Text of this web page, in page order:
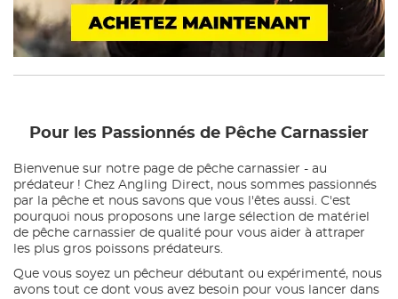
Pour les Passionnés de Pêche Carnassier
Bienvenue sur notre page de pêche carnassier - au
prédateur ! Chez Angling Direct, nous sommes passionnés
par la pêche et nous savons que vous l'êtes aussi. C'est
pourquoi nous proposons une large sélection de matériel
de pêche carnassier de qualité pour vous aider à attraper
les plus gros poissons prédateurs.
Que vous soyez un pêcheur débutant ou expérimenté, nous
avons tout ce dont vous avez besoin pour vous lancer dans